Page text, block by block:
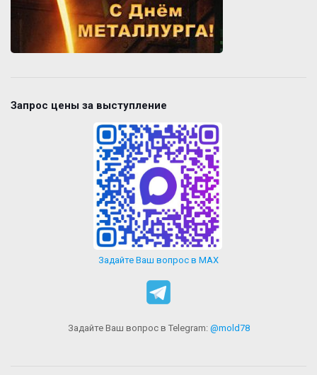
Запрос цены за выступление
Задайте Ваш вопрос в MAX
Задайте Ваш вопрос в Telegram: @mold78